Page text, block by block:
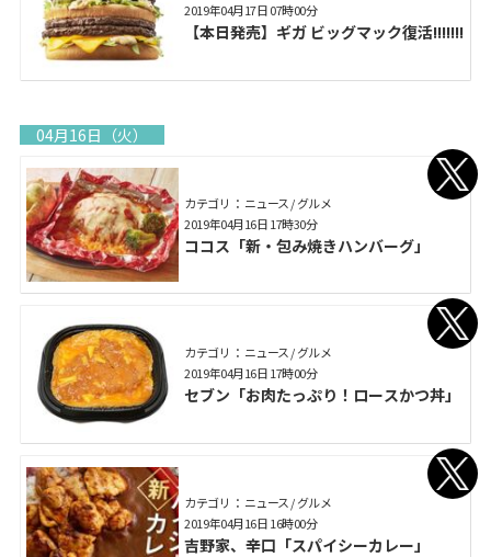
【本日発売】ギガ ビッグマック復活!!!!!!!
2019年04月17日 07時00分
04月16日（火）
カテゴリ： ニュース / グルメ
ココス「新・包み焼きハンバーグ」
2019年04月16日 17時30分
カテゴリ： ニュース / グルメ
セブン「お肉たっぷり！ロースかつ丼」
2019年04月16日 17時00分
カテゴリ： ニュース / グルメ
吉野家、辛口「スパイシーカレー」
2019年04月16日 16時00分